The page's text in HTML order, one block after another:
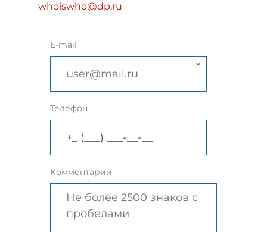
whoiswho@dp.ru
E-mail
Телефон
Комментарий